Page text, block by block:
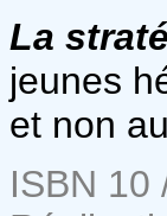
La
jeunes
et non
ISBN 10